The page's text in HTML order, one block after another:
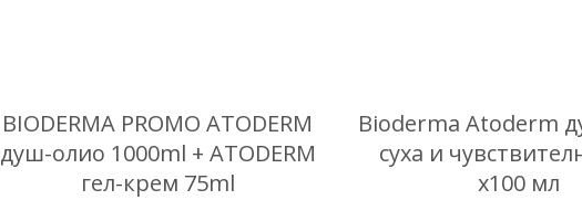
BIODERMA PROMO ATODERM
душ-олио 1000ml + ATODERM
гел-крем 75ml
Bioderma Atoderm
суха и
x100 мл